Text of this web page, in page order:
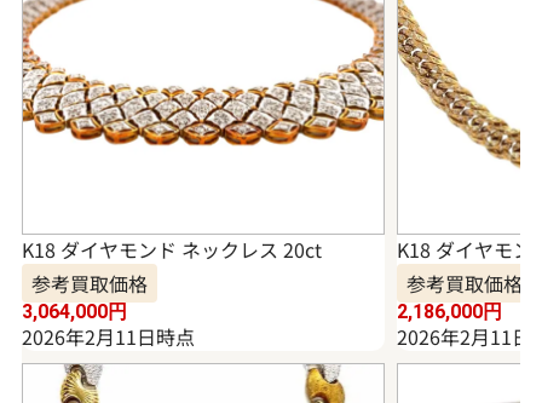
K18 ダイヤモンド ネックレス 20ct
参考買取価格
3,064,000円
2026年2月11日時点
K18 ダイヤモン
参考買取価格
2,186,000円
2026年2月11日